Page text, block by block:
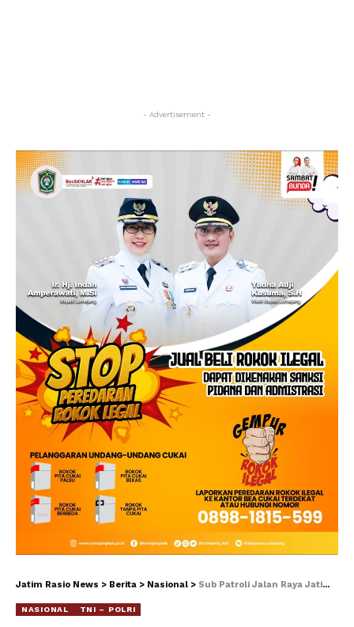
- Advertisement -
Jatim Rasio News > Berita > Nasional > Sub Patroli Jalan Raya Jatim V -II Jember Menindak Pelanggaran Lalu Lintas Truk ODOL.
NASIONAL TNI – POLRI